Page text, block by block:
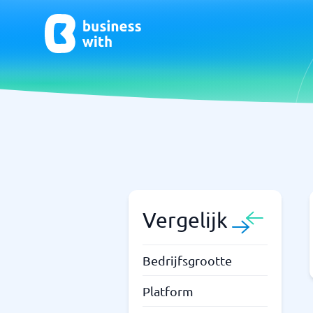
Niet zeker welk systeem?
Vergelijk
Bedrijfsgrootte
Platform